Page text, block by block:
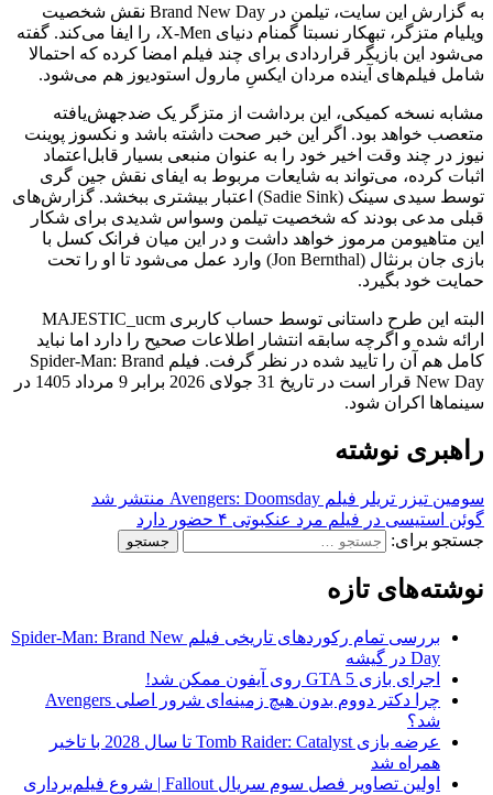
به گزارش این سایت، تیلمن در Brand New Day نقش شخصیت
ویلیام متزگر، تبهکار نسبتا گمنام دنیای X-Men، را ایفا می‌کند. گفته
می‌شود این بازیگر قراردادی برای چند فیلم امضا کرده که احتمالا
شامل فیلم‌های آینده مردان ایکسِ مارول استودیوز هم می‌شود.
مشابه نسخه کمیکی، این برداشت از متزگر یک ضدجهش‌یافته
متعصب خواهد بود. اگر این خبر صحت داشته باشد و نکسوز پوینت
نیوز در چند وقت اخیر خود را به عنوان منبعی بسیار قابل‌اعتماد
اثبات کرده، می‌تواند به شایعات مربوط به ایفای نقش جین گری
توسط سیدی سینک (Sadie Sink) اعتبار بیشتری ببخشد. گزارش‌های
قبلی مدعی بودند که شخصیت تیلمن وسواس شدیدی برای شکار
این متاهیومن مرموز خواهد داشت و در این میان فرانک کسل با
بازی جان برنثال (Jon Bernthal) وارد عمل می‌شود تا او را تحت
حمایت خود بگیرد.
البته این طرح داستانی توسط حساب کاربری MAJESTIC_ucm
ارائه شده و اگرچه سابقه انتشار اطلاعات صحیح را دارد اما نباید
کامل هم آن را تایید شده در نظر گرفت. فیلم Spider-Man: Brand
New Day قرار است در تاریخ 31 جولای 2026 برابر 9 مرداد 1405 در
سینماها اکران شود.
راهبری نوشته
سومین تیزر تریلر فیلم Avengers: Doomsday منتشر شد
گوئن استیسی در فیلم مرد عنکبوتی ۴ حضور دارد
جستجو برای:
نوشته‌های تازه
بررسی تمام رکوردهای تاریخی فیلم Spider-Man: Brand New
Day در گیشه
اجرای بازی GTA 5 روی آیفون ممکن شد!
چرا دکتر دووم بدون هیچ زمینه‌ای شرور اصلی Avengers
شد؟
عرضه بازی Tomb Raider: Catalyst تا سال 2028 با تاخیر
همراه شد
اولین تصاویر فصل سوم سریال Fallout | شروع فیلم‌برداری